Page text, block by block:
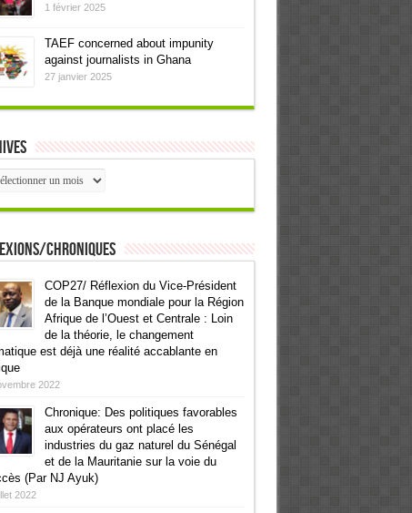
1 février 2025
TAEF concerned about impunity
against journalists in Ghana
27 janvier 2025
Chroniques
COP27/ Réflexion du Vice-Président
de la Banque mondiale pour la Région
Afrique de l’Ouest et Centrale : Loin
de la théorie, le changement
est déjà une réalité accablante en
2022
Chronique: Des politiques favorables
aux opérateurs ont placé les
industries du gaz naturel du Sénégal
et de la Mauritanie sur la voie du
(Par NJ Ayuk)
2022